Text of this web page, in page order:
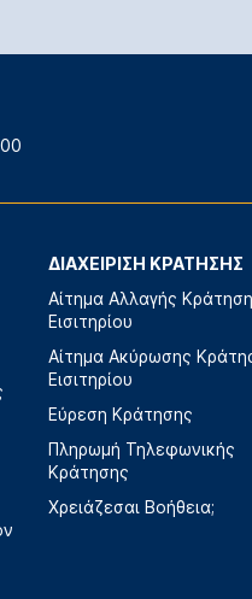
ΔΙΑΧΕΙΡΙΣΗ ΚΡΑΤΗΣΗΣ
Αίτημα Αλλαγής
Εισιτηρίου
Αίτημα Ακύρωσης
Εισιτηρίου
Εύρεση Κράτησης
Πληρωμή Τηλεφωνικής
Κράτησης
Χρειάζεσαι Βοήθεια;